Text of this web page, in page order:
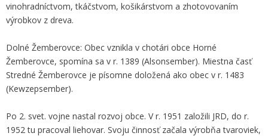
vinohradníctvom, tkáčstvom, košikárstvom a zhotovovaním
výrobkov z dreva.
Dolné Žemberovce: Obec vznikla v chotári obce Horné
Žemberovce, spomína sa v r. 1389 (Alsonsember). Miestna časť
Stredné Žemberovce je písomne doložená ako obec v r. 1483
(Kewzepsember).
Po 2. svet. vojne nastal rozvoj obce. V r. 1951 založili JRD, do r.
1952 tu pracoval liehovar. Svoju činnosť začala výrobňa tvaroviek,